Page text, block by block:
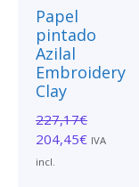
Papel
pintado
Azilal
Embroidery
Clay
227,17€
204,45€ IVA
incl.